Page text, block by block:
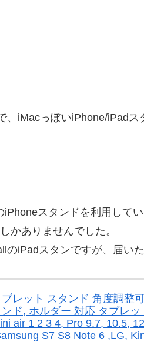
、iMacっぽいiPhone/iPad
スタンドを利用して
かありませんでした。
のiPadスタンですが、届い
ブレット スタンド 角度調整
ンド, ホルダー 対応 タブレ
air 1 2 3 4, Pro 9.7, 10.5,
S7 S8 Note 6 ,LG,